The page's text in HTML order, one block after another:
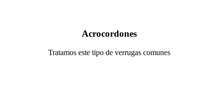
Acrocordones
Tratamos este tipo de verrugas comunes